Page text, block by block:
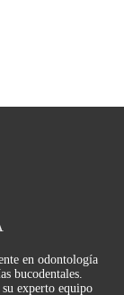
en odontología
bucodentales.
experto equipo